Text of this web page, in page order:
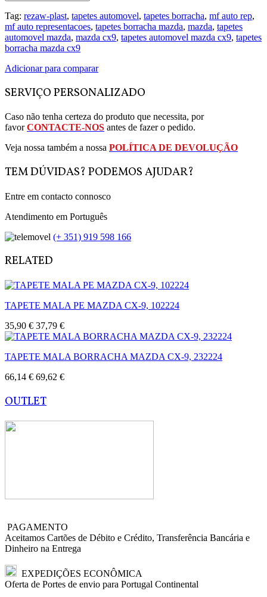
Tag: rezaw-plast, tapetes automovel, tapetes borracha, mf auto rep,
mf auto representacoes, tapetes borracha mazda, mazda, tapetes
automovel mazda, mazda cx9, tapetes automovel mazda cx9, tapetes
borracha mazda cx9
Adicionar para comparar
SERVIÇO PERSONALIZADO
Caso não tenha certeza do produto que necessita, por
favorCONTACTE-NOS antes de fazer o pedido.
Veja nossa também a nossa POLÍTICA DE DEVOLUÇÃO
TEM DÚVIDAS? PODEMOS AJUDAR?
Entre em contacto connosco
Atendimento em Português
(+ 351) 919 598 166
RELATED
TAPETE MALA PE MAZDA CX-9, 102224
35,90 € 37,79 €
TAPETE MALA BORRACHA MAZDA CX-9, 232224
66,14 € 69,62 €
OUTLET
PAGAMENTO
Aceitamos Cartões de Débito e Crédito, Transferência Bancária e
Dinheiro na Entrega
EXPEDIÇÕES ECONÔMICA
Oferta de Portes de envio para Portugal Continental